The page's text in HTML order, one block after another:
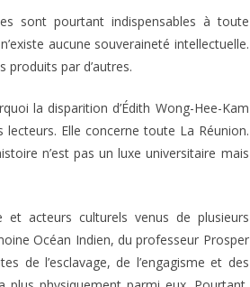
sont pourtant indispensables à toute
aucune souveraineté intellectuelle.
produits par d’autres.
la disparition d’Édith Wong-Hee-Kam
Elle concerne toute La Réunion.
n’est pas un luxe universitaire mais
acteurs culturels venus de plusieurs
Océan Indien, du professeur Prosper
de l’esclavage, de l’engagisme et des